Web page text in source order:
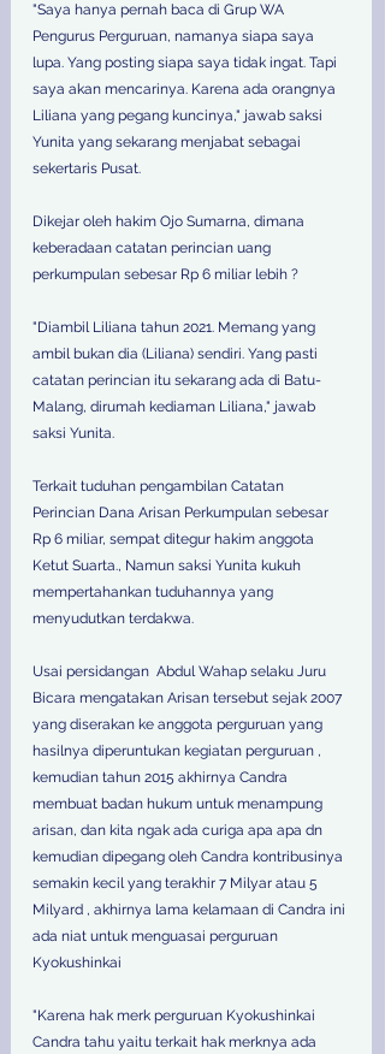
"Saya hanya pernah baca di Grup WA
Pengurus Perguruan, namanya siapa saya
lupa. Yang posting siapa saya tidak ingat. Tapi
saya akan mencarinya. Karena ada orangnya
Liliana yang pegang kuncinya," jawab saksi
Yunita yang sekarang menjabat sebagai
sekertaris Pusat.
Dikejar oleh hakim Ojo Sumarna, dimana
keberadaan catatan perincian uang
perkumpulan sebesar Rp 6 miliar lebih ?
"Diambil Liliana tahun 2021. Memang yang
ambil bukan dia (Liliana) sendiri. Yang pasti
catatan perincian itu sekarang ada di Batu-
Malang, dirumah kediaman Liliana," jawab
saksi Yunita.
Terkait tuduhan pengambilan Catatan
Perincian Dana Arisan Perkumpulan sebesar
Rp 6 miliar, sempat ditegur hakim anggota
Ketut Suarta., Namun saksi Yunita kukuh
mempertahankan tuduhannya yang
menyudutkan terdakwa.
Usai persidangan  Abdul Wahap selaku Juru
Bicara mengatakan Arisan tersebut sejak 2007
yang diserakan ke anggota perguruan yang
hasilnya diperuntukan kegiatan perguruan ,
kemudian tahun 2015 akhirnya Candra
membuat badan hukum untuk menampung
arisan, dan kita ngak ada curiga apa apa dn
kemudian dipegang oleh Candra kontribusinya
semakin kecil yang terakhir 7 Milyar atau 5
Milyard , akhirnya lama kelamaan di Candra ini
ada niat untuk menguasai perguruan
Kyokushinkai
"Karena hak merk perguruan Kyokushinkai
Candra tahu yaitu terkait hak merknya ada